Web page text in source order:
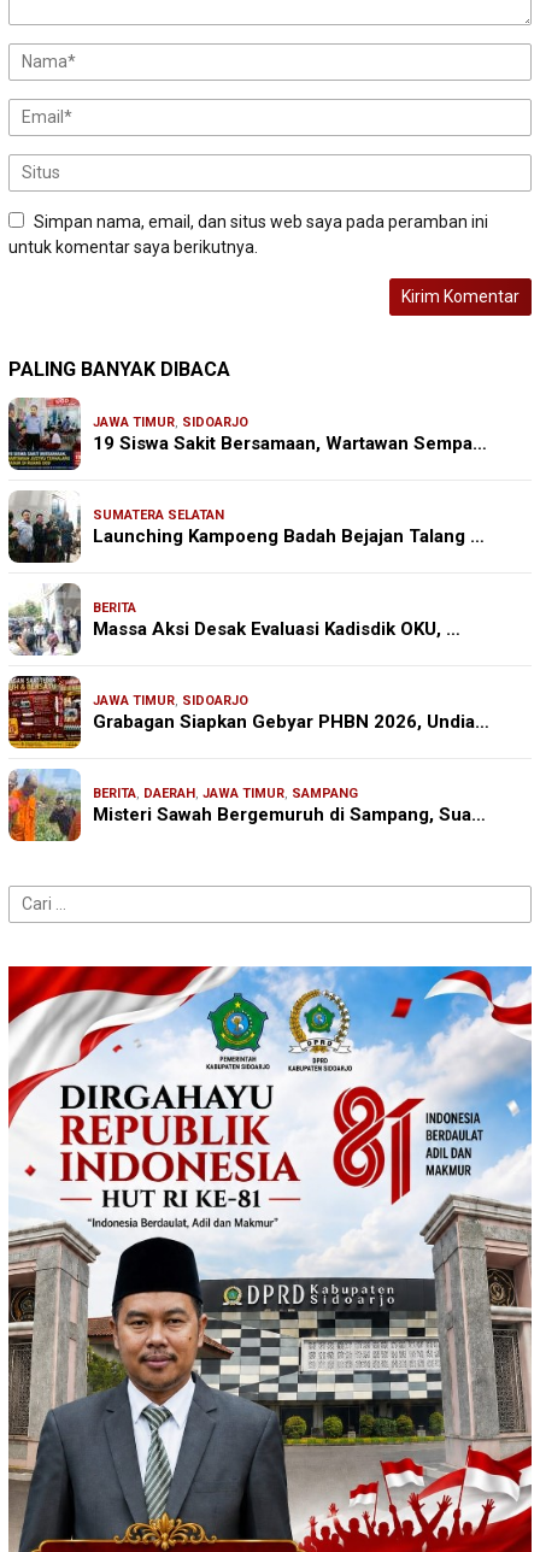
Simpan nama, email, dan situs web saya pada peramban ini
untuk komentar saya berikutnya.
PALING BANYAK DIBACA
JAWA TIMUR, SIDOARJO
19 Siswa Sakit Bersamaan, Wartawan Sempa…
SUMATERA SELATAN
Launching Kampoeng Badah Bejajan Talang …
BERITA
Massa Aksi Desak Evaluasi Kadisdik OKU, …
JAWA TIMUR, SIDOARJO
Grabagan Siapkan Gebyar PHBN 2026, Undia…
BERITA, DAERAH , JAWA TIMUR, SAMPANG
Misteri Sawah Bergemuruh di Sampang, Sua…
Cari
untuk: